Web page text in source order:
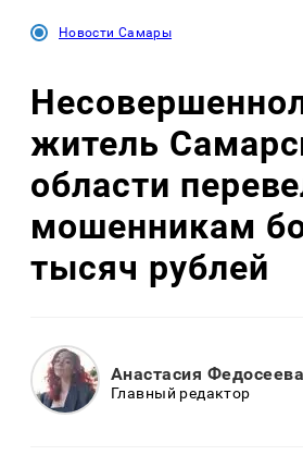
Новости Самары
житель
области
мошенникам
тысяч рублей
Анастасия Федосеева
Главный редактор